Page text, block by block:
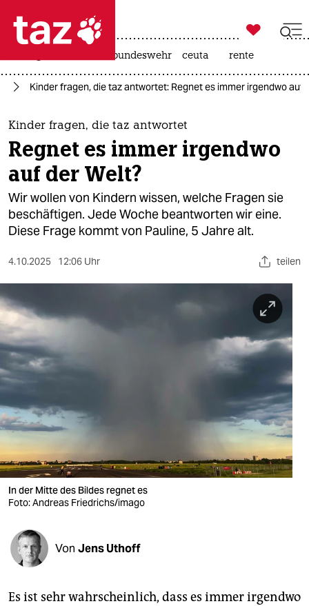
 taz zahl ich
taz zahl ich
themen
politik
öko
gesellschaft
sport
berlin
nord
wahrheit
verlag
verlag
veranstaltungen
shop
fragen & hilfe
unterstützen
abo
genossenschaft

taz zahl ich
bundeswehr ceuta rente
Kinder fragen, die taz antwortet: Regnet es immer irgendwo auf
Kinder fragen, die taz antwortet
Regnet es immer irgendwo
auf der Welt?
Wir wollen von Kindern wissen, welche Fragen sie
beschäftigen. Jede Woche beantworten wir eine.
Diese Frage kommt von Pauline, 5 Jahre alt.​
4.10.2025 12:06 Uhr teilen
In der Mitte des Bildes regnet es
Foto: Andreas Friedrichs/imago
Von Jens Uthoff
Es ist sehr wahrscheinlich, dass es immer irgendwo